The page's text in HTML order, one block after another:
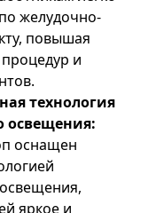
желудочно-
повышая
и
технология
освещения:
оснащен
яркое и